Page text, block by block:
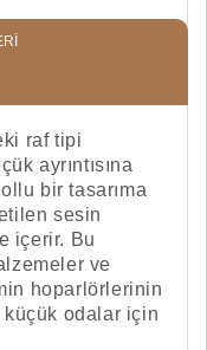
raf tipi
ayrıntısına
bir tasarıma
sesin
içerir. Bu
ve
hoparlörlerinin
odalar için